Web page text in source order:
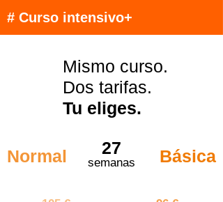
# Curso intensivo+
Mismo curso.
Dos tarifas.
Tu eliges.
Normal 27
semanas
Básica